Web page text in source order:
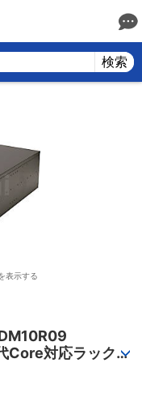
検索
表示する
Core対応ラック